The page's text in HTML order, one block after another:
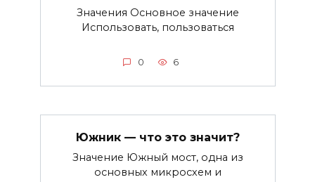
Значения Основное значение
Использовать, пользоваться
0 6
Южник — что это значит?
Значение Южный мост, одна из
основных микросхем и